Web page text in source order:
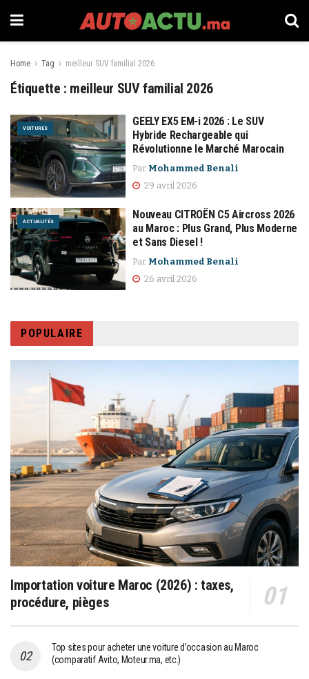
Home Tag meilleur SUV familial 2026
Étiquette : meilleur SUV familial 2026
VOITURES
GEELY EX5 EM-i 2026 : Le SUV
Hybride Rechargeable qui
Révolutionne le Marché Marocain
Par Mohammed Benali
29 avril 2026
ACTUALITÉS
Nouveau CITROËN C5 Aircross 2026
au Maroc : Plus Grand, Plus Moderne
et Sans Diesel !
Par Mohammed Benali
26 avril 2026
POPULAIRE
Importation voiture Maroc (2026) : taxes,
procédure, pièges
Top sites pour acheter une voiture d’occasion au Maroc
(comparatif Avito, Moteur.ma, etc.)